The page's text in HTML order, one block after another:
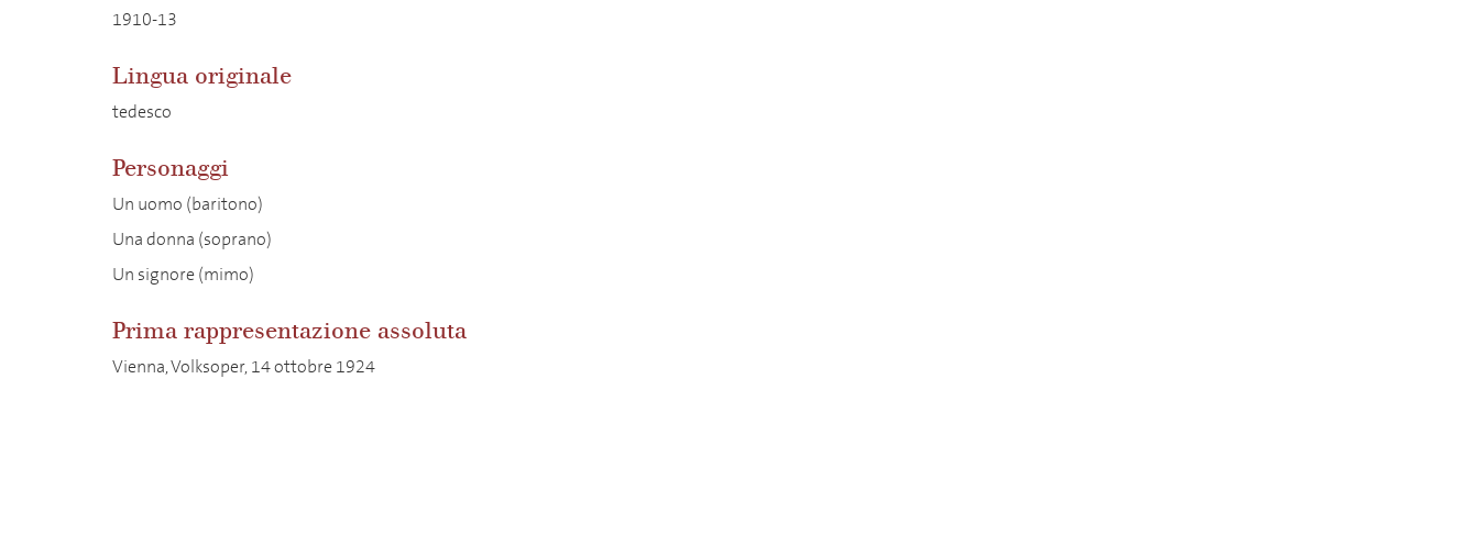
1910-13
Lingua originale
tedesco
Personaggi
Un uomo (baritono)
Una donna (soprano)
Un signore (mimo)
Prima rappresentazione assoluta
Vienna, Volksoper, 14 ottobre 1924